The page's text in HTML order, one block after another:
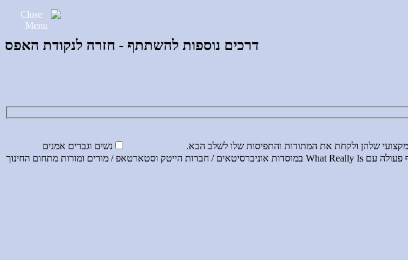
דרכים נוספות להשתתף - חזרה לנקודת האפס
שלהן ולקחת את המתודות והתפיסות שלו לשלב הבא.
נשים וגברים אמנים
יצירת קשרים וחיבור עם אנשים מובילים שירצו לשתף פעולה עם What Really Is במוסדות אוניברסיטאים / חברות הייטק וסטארטאפ / מורים ומורות מתחום החינוך